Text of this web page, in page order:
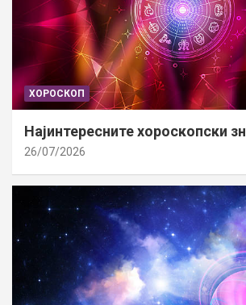
ХОРОСКОП
Најинтересните хороскопски
26/07/2026